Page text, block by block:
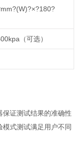
（可选）
保证测试结果的准确性
式测试满足用户不同